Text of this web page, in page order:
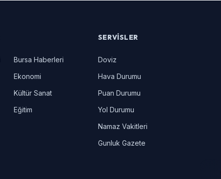
Bursa Haberleri
Ekonomi
Kültür Sanat
Eğitim
SERVISLER
Doviz
Hava Durumu
Puan Durumu
Yol Durumu
Namaz Vakitleri
Gunluk Gazete